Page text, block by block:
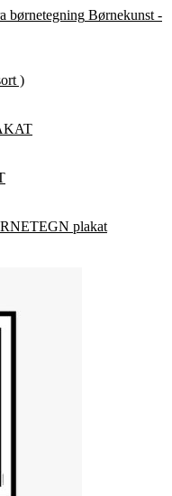
varianter.
Mulighederne
Børnekunst -
)
plakat